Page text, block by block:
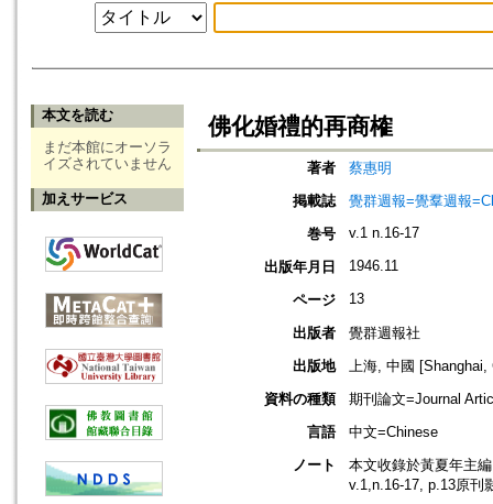
本文を読む
まだ本館にオーソラ
イズされていません
加えサービス
佛化婚禮的再商榷
著者
蔡惠明
掲載誌
覺群週報=覺羣週報
巻号
v.1 n.16-17
出版年月日 1946.11
ページ 13
出版者
覺群週報社
出版地
上海, 中國 [Shanghai,
資料の種類
期刊論文=Journal
言語
中文=Chinese
ノート
本文收錄於黃夏年主
v.1,n.16-17, p.13原刊